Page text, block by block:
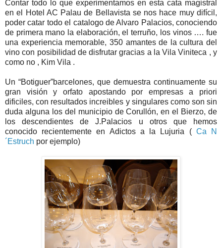
Contar todo lo que experimentamos en esta cata magistral
en el Hotel AC Palau de Bellavista se nos hace muy difícil,
poder catar todo el catalogo de Alvaro Palacios, conociendo
de primera mano la elaboración, el terruño, los vinos …. fue
una experiencia memorable, 350 amantes de la cultura del
vino con posibilidad de disfrutar gracias a la Vila Viniteca , y
como no , Kim Vila .
Un “Botiguer”barcelones, que demuestra continuamente su
gran visión y orfato apostando por empresas a priori
dificiles, con resultados increibles y singulares como son sin
duda alguna los del municipio de Corullón, en el Bierzo, de
los descendientes de J.Palacios u otros que hemos
conocido recientemente en Adictos a la Lujuria ( Ca N
´Estruch por ejemplo)